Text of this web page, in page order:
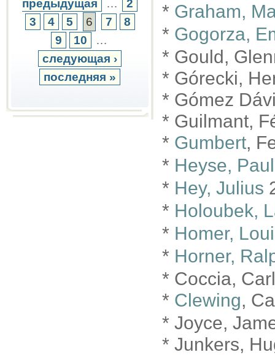
предыдущая …
2
3
4 5 6 7
8
9
10
…
следующая ›
последняя »
* Graham,
* Gogorza,
* Gould,
* Górecki,
* Gómez
* Guilmant,
* Gumbert,
* Heyse, Paul
* Hey, Julius
* Holoubek,
* Homer,
* Horner,
* Coccia,
* Clewing,
* Joyce,
* Junkers,